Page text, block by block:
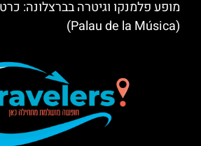
מופע פלמנקו וגיטרה בברצלונה:
(Palau de la Música)